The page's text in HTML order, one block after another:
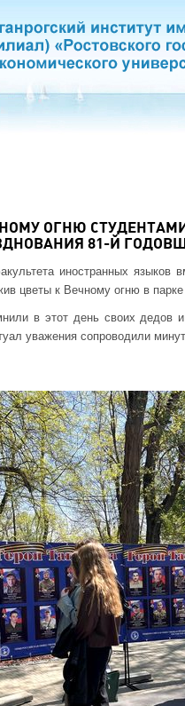
ОГНЮ
81-Й
иностранных
цветы к Вечному огню в
в этот день своих дедов
уважения сопроводили